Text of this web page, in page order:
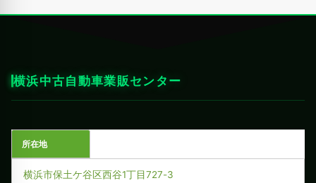
横浜中古自動車業販センター
所在地
横浜市保土ケ谷区西谷1丁目727-3